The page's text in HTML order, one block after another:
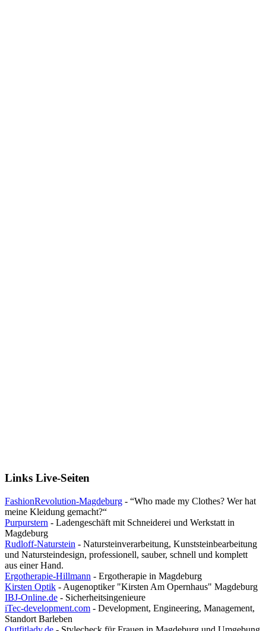
Links Live-Seiten
FashionRevolution-Magdeburg - “Who made my Clothes? Wer hat
meine Kleidung gemacht?“
Purpurstern - Ladengeschäft mit Schneiderei und Werkstatt in
Magdeburg
Rudloff-Naturstein - Natursteinverarbeitung, Kunststeinbearbeitung
und Natursteindesign, professionell, sauber, schnell und komplett
aus einer Hand.
Ergotherapie-Hillmann - Ergotherapie in Magdeburg
Kirsten Optik - Augenoptiker "Kirsten Am Opernhaus" Magdeburg
IBJ-Online.de - Sicherheitsingenieure
iTec-development.com - Development, Engineering, Management,
Standort Barleben